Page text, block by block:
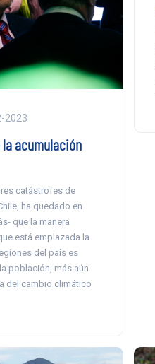
2023
acumulación
catástrofes de
ha quedado en
que la manera
está emplazada la
del país es
población, más aún
del cambio climático